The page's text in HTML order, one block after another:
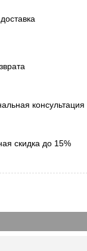
консультация
скидка до 15%